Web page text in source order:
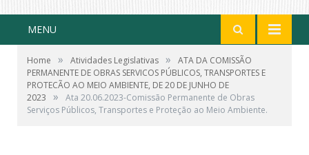
MENU
Home » Atividades Legislativas »
ATA DA COMISSÃO
PERMANENTE DE OBRAS SERVICOS PÚBLICOS, TRANSPORTES E
PROTECÃO AO MEIO AMBIENTE, DE 20 DE JUNHO DE
2023
»
Ata 20.06.2023-Comissão Permanente de Obras
Serviços Públicos, Transportes e Proteção ao Meio Ambiente.